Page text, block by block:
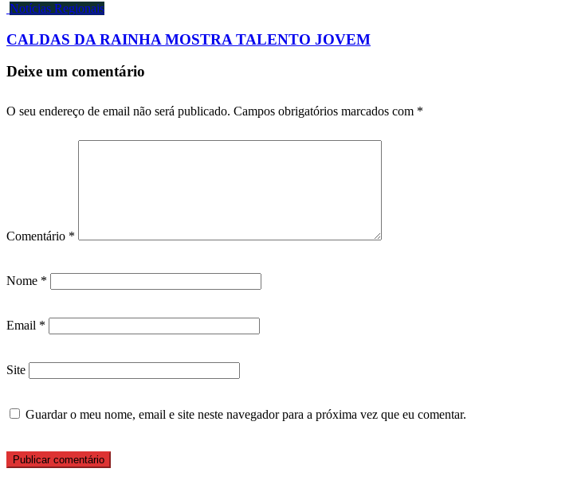
Notícias Regionais
CALDAS DA RAINHA MOSTRA TALENTO JOVEM
Deixe um comentário
O seu endereço de email não será publicado. Campos obrigatórios marcados com *
Comentário *
Nome *
Email *
Site
Guardar o meu nome, email e site neste navegador para a próxima vez que eu comentar.